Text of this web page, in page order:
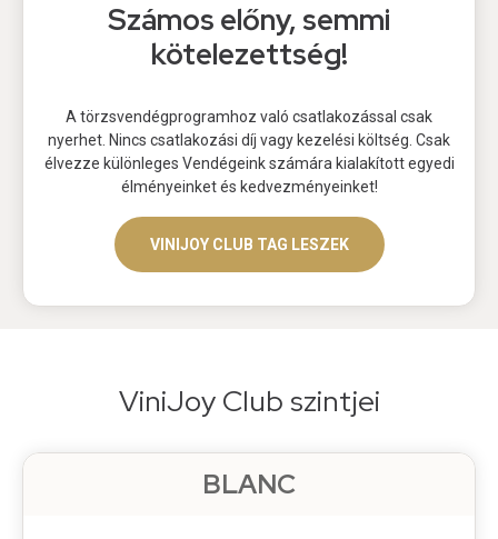
Számos előny, semmi
kötelezettség!
A törzsvendégprogramhoz való csatlakozással csak
nyerhet. Nincs csatlakozási díj vagy kezelési költség. Csak
élvezze különleges Vendégeink számára kialakított egyedi
élményeinket és kedvezményeinket!
VINIJOY CLUB TAG LESZEK
ViniJoy Club szintjei
BLANC